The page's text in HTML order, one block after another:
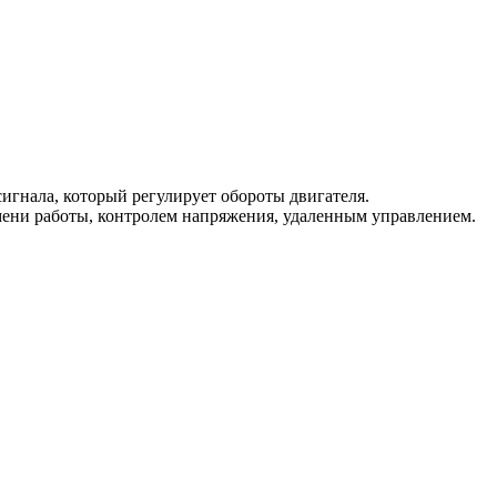
который регулирует обороты двигателя.
работы, контролем напряжения, удаленным управлением.